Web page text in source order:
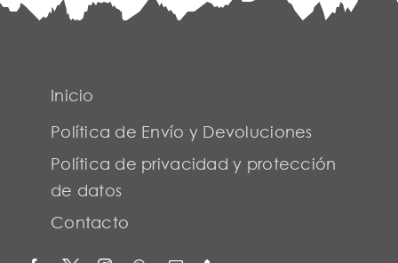
Inicio
Política de Envío y Devoluciones
Política de privacidad y protección
de datos
Contacto